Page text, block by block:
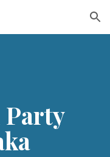
Skip to navigation
Party